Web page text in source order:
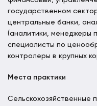
государственном
центральные банки,
(аналитики, менеджеры
специалисты по
контролеры в крупных
Места практики